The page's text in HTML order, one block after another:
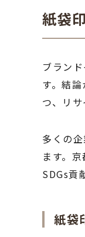
紙袋
ブラン
す。結
つ、リ
多くの
ます。
SDGs貢
紙袋